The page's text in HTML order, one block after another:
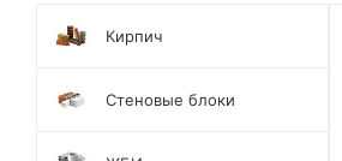
Кирпич
Стеновые блоки